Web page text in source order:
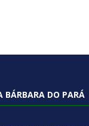
BÁRBARA DO PARÁ